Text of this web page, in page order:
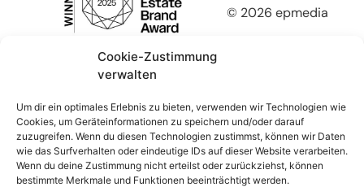
Cookie-Zustimmung
verwalten
Um dir ein optimales Erlebnis zu bieten, verwenden wir Technologien wie
Cookies, um Geräteinformationen zu speichern und/oder darauf
zuzugreifen. Wenn du diesen Technologien zustimmst, können wir Daten
wie das Surfverhalten oder eindeutige IDs auf dieser Website verarbeiten.
Wenn du deine Zustimmung nicht erteilst oder zurückziehst, können
bestimmte Merkmale und Funktionen beeinträchtigt werden.
© 2026 epmedia